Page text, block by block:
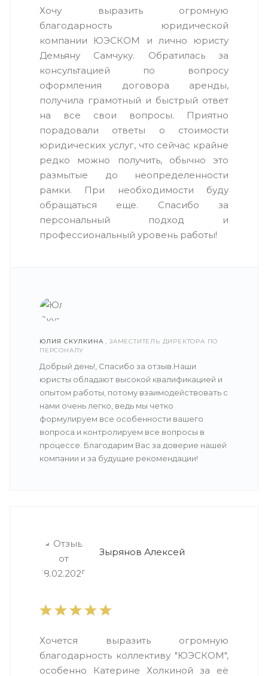
Хочу выразить огромную
благодарность юридической
компании ЮЭСКОМ и лично юристу
Демьяну Самчуку. Обратилась за
консультацией по вопросу
оформления договора аренды,
получила грамотный и быстрый ответ
на все свои вопросы. Приятно
порадовали ответы о стоимости
юридических услуг, что сейчас крайне
редко можно получить, обычно это
размытые до неопределенности
рамки. При необходимости буду
обращаться еще. Спасибо за
персональный подход и
профессиональный уровень работы!
ЮЛИЯ СКУЛКИНА , ЗАМЕСТИТЕЛЬ ДИРЕКТОРА ПО
ПЕРСОНАЛУ
Добрый день!, Спасибо за отзыв.Наши
юристы обладают высокой квалификацией и
опытом работы, потому взаимодействовать с
нами очень легко, ведь мы четко
формулируем все особенности вашего
вопроса и контролируем все вопросы в
процессе. Благодарим Вас за доверие нашей
компании и за будущие рекомендации!
Зырянов Алексей
Хочется выразить огромную
благодарность коллективу "ЮЭСКОМ",
особенно Катерине Холкиной за её